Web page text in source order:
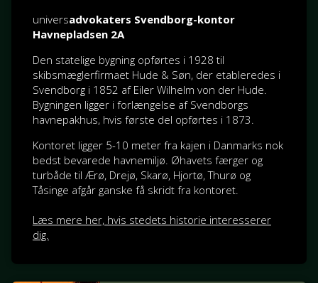
universadvokaters Svendborg-kontor
Havnepladsen 2A
Den statelige bygning opførtes i 1928 til
skibsmæglerfirmaet Hude & Søn, der etableredes i
Svendborg i 1852 af Eiler Wilhelm von der Hude.
Bygningen ligger i forlængelse af Svendborgs
havnepakhus, hvis første del opførtes i 1873.
Kontoret ligger 5-10 meter fra kajen i Danmarks nok
bedst bevarede havnemiljø. Øhavets færger og
turbåde til Ærø, Drejø, Skarø, Hjortø, Thurø og
Tåsinge afgår ganske få skridt fra kontoret.
Læs mere her, hvis stedets historie interesserer
dig.